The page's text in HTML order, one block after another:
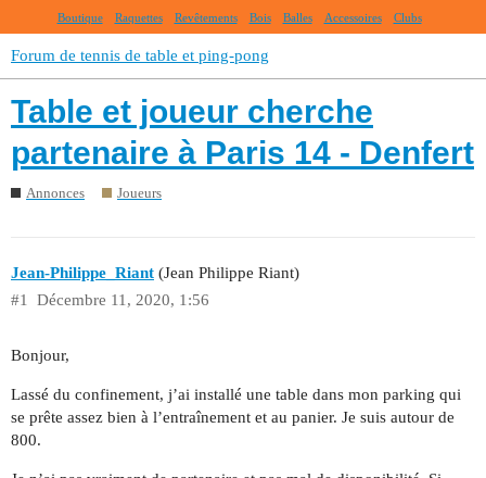
Boutique Raquettes Revêtements Bois Balles Accessoires Clubs
Forum de tennis de table et ping-pong
Table et joueur cherche
partenaire à Paris 14 - Denfert
Annonces Joueurs
Jean-Philippe_Riant (Jean Philippe Riant)
Décembre 11, 2020, 1:56
#1
Bonjour,
Lassé du confinement, j’ai installé une table dans mon parking qui
se prête assez bien à l’entraînement et au panier. Je suis autour de
800.